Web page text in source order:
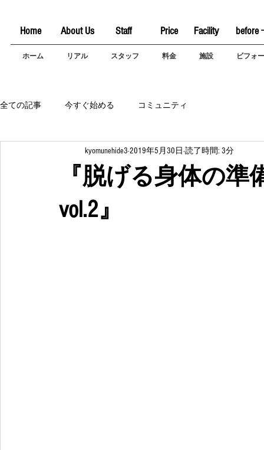
Home About Us Staff Price Facility before
ホーム リアル スタッフ 料金 施設 ビフォ
全ての記事 今すぐ始める コミュニティ
『脱げる身体の
vol.2』
kyomunehide3 2019年5月30日 読了時間: 3分